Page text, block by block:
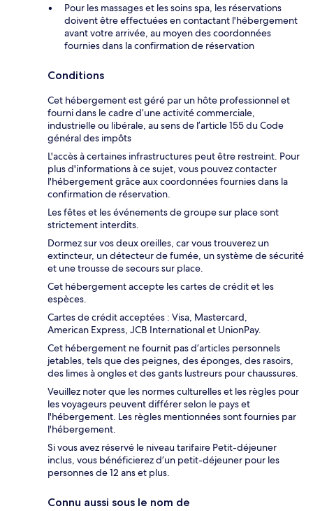
Pour les massages et les soins spa, les réservations
doivent être effectuées en contactant l'hébergement
avant votre arrivée, au moyen des coordonnées
fournies dans la confirmation de réservation
Conditions
Cet hébergement est géré par un hôte professionnel et
fourni dans le cadre d’une activité commerciale,
industrielle ou libérale, au sens de l’article 155 du Code
général des impôts
L'accès à certaines infrastructures peut être restreint. Pour
plus d'informations à ce sujet, vous pouvez contacter
l'hébergement grâce aux coordonnées fournies dans la
confirmation de réservation.
Les fêtes et les événements de groupe sur place sont
strictement interdits.
Dormez sur vos deux oreilles, car vous trouverez un
extincteur, un détecteur de fumée, un système de sécurité
et une trousse de secours sur place.
Cet hébergement accepte les cartes de crédit et les
espèces.
Cartes de crédit acceptées : Visa, Mastercard,
American Express, JCB International et UnionPay.
Cet hébergement ne fournit pas d’articles personnels
jetables, tels que des peignes, des éponges, des rasoirs,
des limes à ongles et des gants lustreurs pour chaussures.
Veuillez noter que les normes culturelles et les règles pour
les voyageurs peuvent différer selon le pays et
l'hébergement. Les règles mentionnées sont fournies par
l'hébergement.
Si vous avez réservé le niveau tarifaire Petit-déjeuner
inclus, vous bénéficierez d’un petit-déjeuner pour les
personnes de 12 ans et plus.
Connu aussi sous le nom de